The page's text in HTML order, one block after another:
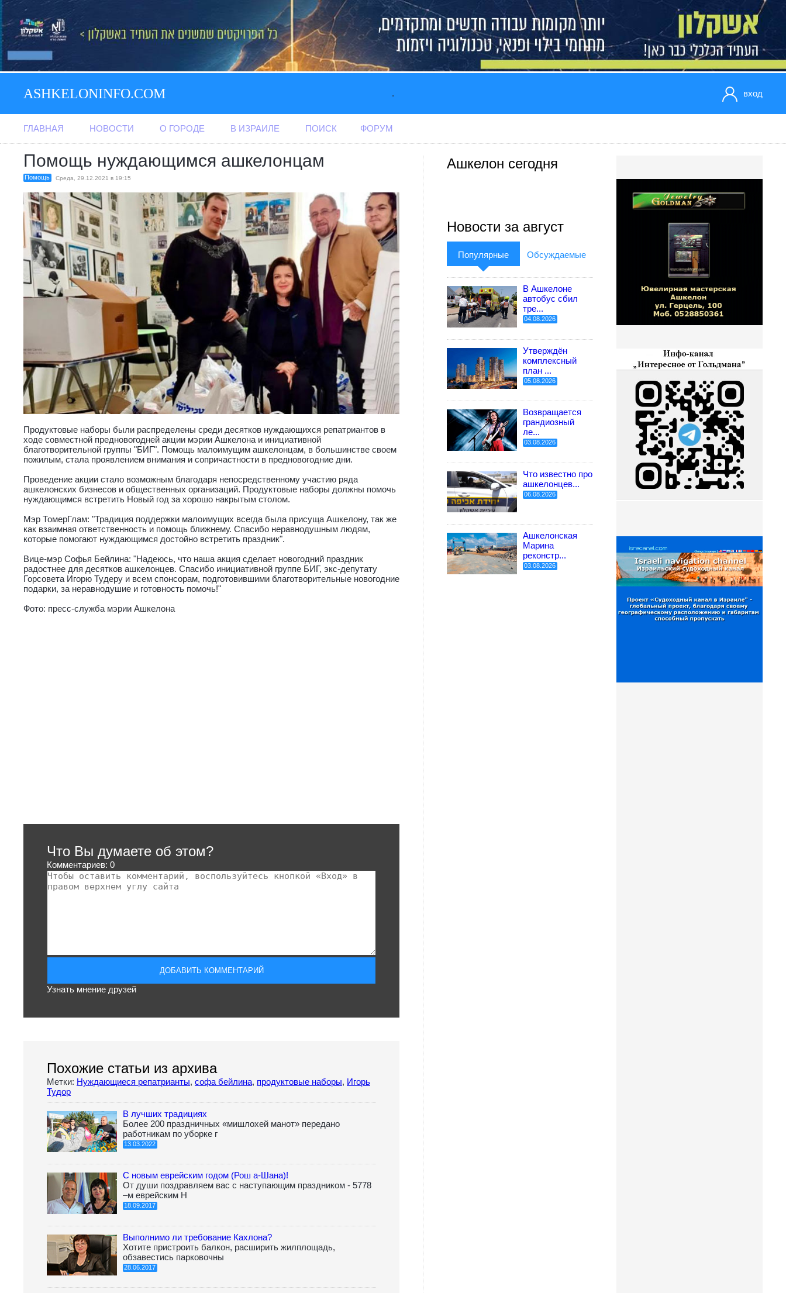
ASHKELONINFO.COM . вход
ГЛАВНАЯ НОВОСТИ О ГОРОДЕ В ИЗРАИЛЕ ПОИСК ФОРУМ
Помощь нуждающимся ашкелонцам
Помощь Среда, 29.12.2021 в 19:15
Продуктовые наборы были распределены среди десятков нуждающихся репатриантов в
ходе совместной предновогодней акции мэрии Ашкелона и инициативной
благотворительной группы "БИГ". Помощь малоимущим ашкелонцам, в большинстве своем
пожилым, стала проявлением внимания и сопричастности в предновогодние дни.
Проведение акции стало возможным благодаря непосредственному участию ряда
ашкелонских бизнесов и общественных организаций. Продуктовые наборы должны помочь
нуждающимся встретить Новый год за хорошо накрытым столом.
Мэр ТомерГлам: "Традиция поддержки малоимущих всегда была присуща Ашкелону, так же
как взаимная ответственность и помощь ближнему. Спасибо неравнодушным людям,
которые помогают нуждающимся достойно встретить праздник".
Вице-мэр Софья Бейлина: "Надеюсь, что наша акция сделает новогодний праздник
радостнее для десятков ашкелонцев. Спасибо инициативной группе БИГ, экс-депутату
Горсовета Игорю Тудеру и всем спонсорам, подготовившими благотворительные новогодние
подарки, за неравнодушие и готовность помочь!"
Фото: пресс-служба мэрии Ашкелона
Что Вы думаете об этом?
Комментариев: 0
Узнать мнение друзей
Похожие статьи из архива
Метки: Нуждающиеся репатрианты, софа бейлина, продуктовые наборы, Игорь
Тудор
В лучших традициях
Более 200 праздничных «мишлохей манот» передано
работникам по уборке г
13.03.2022
С новым еврейским годом (Рош а-Шана)!
От души поздравляем вас с наступающим праздником - 5778
–м еврейским Н
18.09.2017
Выполнимо ли требование Кахлона?
Хотите пристроить балкон, расширить жилплощадь,
обзавестись парковочны
28.06.2017
Ашкелон сегодня
Новости за август
Популярные Обсуждаемые
В Ашкелоне
автобус сбил
тре...
04.08.2026
Утверждён
комплексный
план ...
05.08.2026
Возвращается
грандиозный
ле...
03.08.2026
Что известно про
ашкелонцев...
06.08.2026
Ашкелонская
Марина
реконстр...
03.08.2026